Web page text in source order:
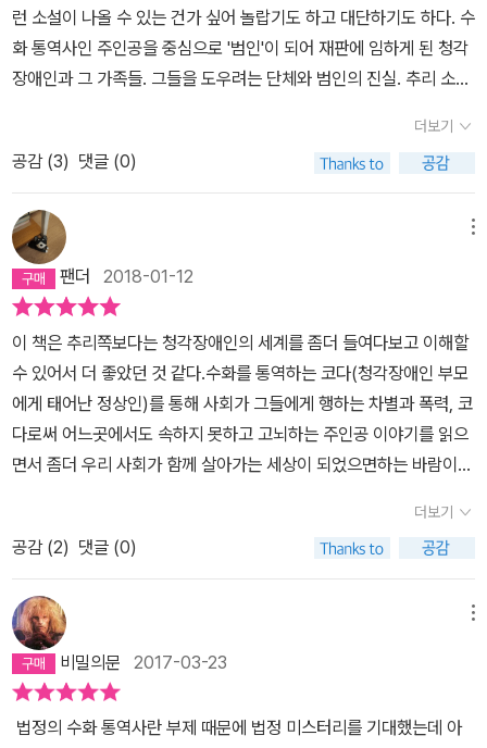
런 소설이 나올 수 있는 건가 싶어 놀랍기도 하고 대단하기도 하다. 수
화 통역사인 주인공을 중심으로 '범인'이 되어 재판에 임하게 된 청각
장애인과 그 가족들. 그들을 도우려는 단체와 범인의 진실. 추리 소설
해 상당히 이해도를 높여주고 있으니 그것만으로도 높이 평가해야 할
것이다. 사족인데 표지의 저 소녀는 주인공 아님.
더보기
공감 (3) 댓글 (0)
팬더 2018-01-12
이 책은 추리쪽보다는 청각장애인의 세계를 좀더 들여다보고 이해할
수 있어서 더 좋았던 것 같다.수화를 통역하는 코다(청각장애인 부모
에게 태어난 정상인)를 통해 사회가 그들에게 행하는 차별과 폭력, 코
다로써 어느곳에서도 속하지 못하고 고뇌하는 주인공 이야기를 읽으
면서 좀더 우리 사회가 함께 살아가는 세상이 되었으면하는 바람이
더보기
공감 (2) 댓글 (0)
비밀의문 2017-03-23
법정의 수화 통역사란 부제 때문에 법정 미스터리를 기대했는데 아